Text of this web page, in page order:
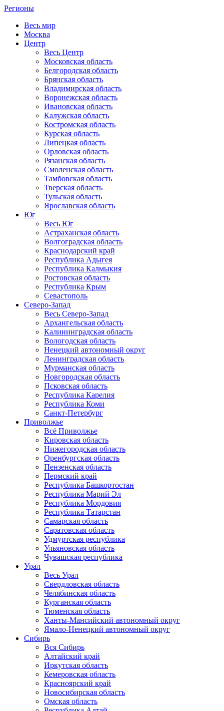
Регионы
Весь мир
Москва
Центр
Весь Центр
Московская область
Белгородская область
Брянская область
Владимирская область
Воронежская область
Ивановская область
Калужская область
Костромская область
Курская область
Липецкая область
Орловская область
Рязанская область
Смоленская область
Тамбовская область
Тверская область
Тульская область
Ярославская область
Юг
Весь Юг
Астраханская область
Волгоградская область
Краснодарский край
Республика Адыгея
Республика Калмыкия
Ростовская область
Республика Крым
Севастополь
Северо-Запад
Весь Северо-Запад
Архангельская область
Калининградская область
Вологодская область
Ненецкий автономный округ
Ленинградская область
Мурманская область
Новгородская область
Псковская область
Республика Карелия
Республика Коми
Санкт-Петербург
Приволжье
Всё Приволжье
Кировская область
Нижегородская область
Оренбургская область
Пензенская область
Пермский край
Республика Башкортостан
Республика Марий Эл
Республика Мордовия
Республика Татарстан
Самарская область
Саратовская область
Удмуртская республика
Ульяновская область
Чувашская республика
Урал
Весь Урал
Свердловская область
Челябинская область
Курганская область
Тюменская область
Ханты-Мансийский автономный округ
Ямало-Ненецкий автономный округ
Сибирь
Вся Сибирь
Алтайский край
Иркутская область
Кемеровская область
Красноярский край
Новосибирская область
Омская область